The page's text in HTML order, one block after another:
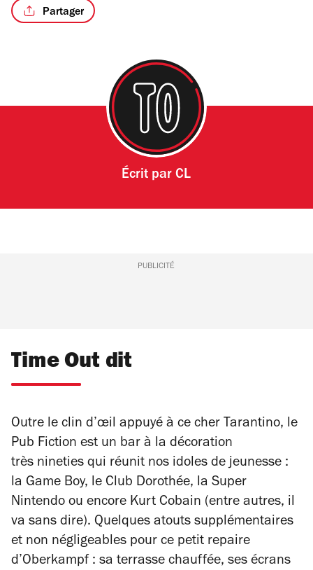
Partager
Écrit parCL
PUBLICITÉ
Time Out dit
Outre le clin d’œil appuyé à ce cher Tarantino, le
Pub Fiction est un bar à la décoration
très nineties qui réunit nos idoles de jeunesse :
la Game Boy, le Club Dorothée, la Super
Nintendo ou encore Kurt Cobain (entre autres, il
va sans dire). Quelques atouts supplémentaires
et non négligeables pour ce petit repaire
d’Oberkampf : sa terrasse chauffée, ses écrans